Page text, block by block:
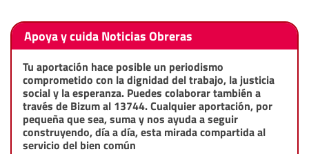
Apoya y cuida Noticias Obreras
Tu aportación hace posible un periodismo
comprometido con la dignidad del trabajo, la justicia
social y la esperanza. Puedes colaborar también a
través de Bizum al 13744. Cualquier aportación, por
pequeña que sea, suma y nos ayuda a seguir
construyendo, día a día, esta mirada compartida al
servicio del bien común